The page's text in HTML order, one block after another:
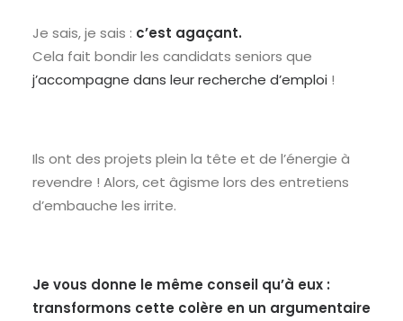
Je sais, je sais : c’est agaçant.
Cela fait bondir les candidats seniors que
j’accompagne dans leur recherche d’emploi !
Ils ont des projets plein la tête et de l’énergie à
revendre ! Alors, cet âgisme lors des entretiens
d’embauche les irrite.
Je vous donne le même conseil qu’à eux :
transformons cette colère en un argumentaire